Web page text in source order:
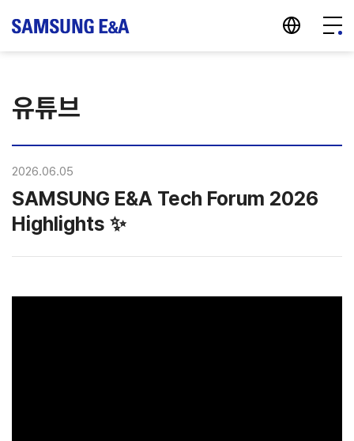
메뉴
지법인 바로가기
유튜브
2026.06.05
SAMSUNG E&A Tech Forum 2026
Highlights ✨